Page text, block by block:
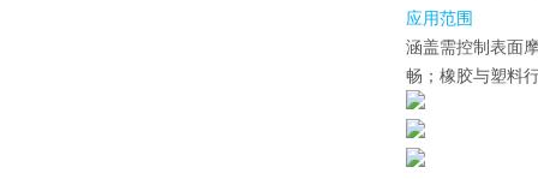
应用范围
涵盖需控制表面
畅；橡胶与塑料